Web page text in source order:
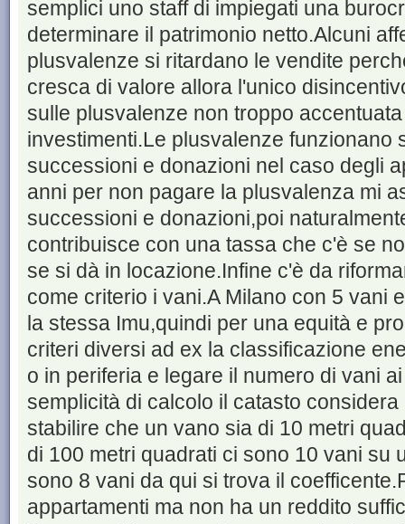
semplici uno staff di impiegati una
determinare il patrimonio netto.Alcuni
plusvalenze si ritardano le vendite
cresca di valore allora l'unico
sulle plusvalenze non troppo
investimenti.Le plusvalenze funzionano
successioni e donazioni nel caso degli
anni per non pagare la plusvalenza mi
successioni e donazioni,poi
contribuisce con una tassa che c'è se
se si dà in locazione.Infine c'è da
come criterio i vani.A Milano con 5 vani
la stessa Imu,quindi per una equità e
criteri diversi ad ex la classificazione
o in periferia e legare il numero di vani
semplicità di calcolo il catasto
stabilire che un vano sia di 10 metri
di 100 metri quadrati ci sono 10 vani su
sono 8 vani da qui si trova il
appartamenti ma non ha un reddito